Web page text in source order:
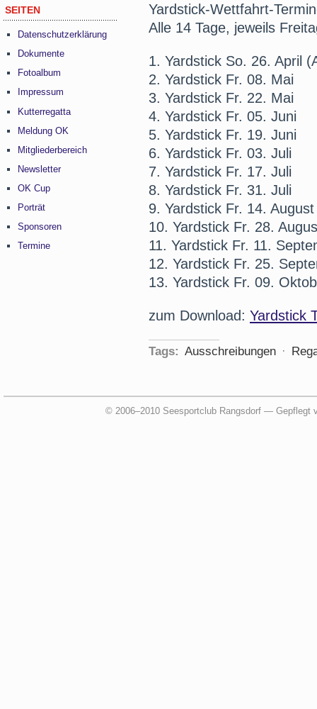
SEITEN
Datenschutzerklärung
Dokumente
Fotoalbum
Impressum
Kutterregatta
Meldung OK
Mitgliederbereich
Newsletter
OK Cup
Porträt
Sponsoren
Termine
Yardstick-Wettfahrt-
Alle 14 Tage, jeweils
1. Yardstick So. 26. April
2. Yardstick Fr. 08. Mai
3. Yardstick Fr. 22. Mai
4. Yardstick Fr. 05. Juni
5. Yardstick Fr. 19. Juni
6. Yardstick Fr. 03. Juli
7. Yardstick Fr. 17. Juli
8. Yardstick Fr. 31. Juli
9. Yardstick Fr. 14. August
10. Yardstick Fr. 28.
11. Yardstick Fr. 11.
12. Yardstick Fr. 25.
13. Yardstick Fr. 09.
zum Download: Yardstick
Tags: Ausschreibungen ·
© 2006–2010 Seesportclub Rangsdorf — Gepflegt